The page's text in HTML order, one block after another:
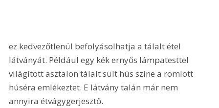
ez kedvezőtlenül befolyásolhatja a tálalt étel
látványát. Például egy kék ernyős lámpatesttel
világított asztalon tálalt sült hús színe a romlott
húséra emlékeztet. E látvány talán már nem
annyira étvágygerjesztő.